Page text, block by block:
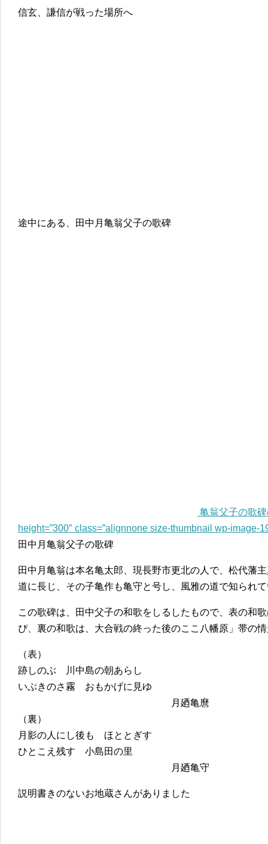
信玄、謙信が戦った場所へ
途中にある、田中月亀翁父子の歌碑
亀翁父子の歌碑
height=”300″ class=”alignnone size-thumbnail wp-image-
田中月亀翁父子の歌碑
田中月亀翁は本名亀太郎、現長野市更北の人で、松代藩
道に長じ、その子亀作も亀守と号し、風雅の道で知られ
この歌碑は、田中父子の和歌をしるしたもので、表の和
ぴ、裏の和歌は、大合戦の終った後のここ八幡原」帯の
（表）
跡しのぶ 川中島の朝あらし
いぶきのさ霧 おもかげに見ゆ
月廼亀麿
（裏）
月影の人にし後も ほととぎす
ひとこえ残す 小島田の里
月廼亀守
説明書きのないお地蔵さんがありました